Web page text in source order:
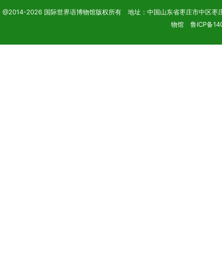
@2014-2026 国际世界语博物馆版权所有 地址：中国山东省枣庄市中区
物馆 鲁ICP备